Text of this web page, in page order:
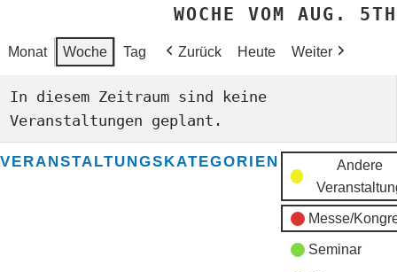
WOCHE VOM AUG. 5TH
Monat Woche Tag Zurück Heute Weiter
In diesem Zeitraum sind keine
Veranstaltungen geplant.
VERANSTALTUNGSKATEGORIEN
Andere
Messe/
Seminar